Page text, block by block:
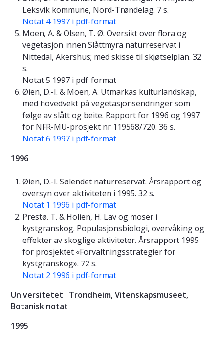
Leksvik kommune, Nord-Trøndelag. 7 s.
Notat 4 1997 i pdf-format
Moen, A. & Olsen, T. Ø. Oversikt over flora og
vegetasjon innen Slåttmyra naturreservat i
Nittedal, Akershus; med skisse til skjøtselplan. 32
s.
Notat 5 1997 i pdf-format
Øien, D.-I. & Moen, A. Utmarkas kulturlandskap,
med hovedvekt på vegetasjonsendringer som
følge av slått og beite. Rapport for 1996 og 1997
for NFR-MU-prosjekt nr 119568/720. 36 s.
Notat 6 1997 i pdf-format
1996
Øien, D.-I. Sølendet naturreservat. Årsrapport og
oversyn over aktiviteten i 1995. 32 s.
Notat 1 1996 i pdf-format
Prestø. T. & Holien, H. Lav og moser i
kystgranskog. Populasjonsbiologi, overvåking og
effekter av skoglige aktiviteter. Årsrapport 1995
for prosjektet «Forvaltningsstrategier for
kystgranskog». 72 s.
Notat 2 1996 i pdf-format
Universitetet i Trondheim, Vitenskapsmuseet,
Botanisk notat
1995